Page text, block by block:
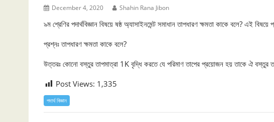
December 4, 2020 Shahin Rana Jibon
৯ম শ্রেণির পদার্থবিজ্ঞান বিষয়ে ষষ্ঠ অ্যাসাইনমেন্ট সমাধান তাপধারণ ক্ষমতা কাকে বলে? এই
প্রশ্নঃ তাপধারণ ক্ষমতা কাকে বলে?
উত্তরঃ কোনো বস্তুর তাপমাত্রা 1K বৃদ্ধি করতে যে পরিমাণ তাপের প্রয়োজন হয় তাকে ঐ বস্তুর
Post Views: 1,335
পদার্থ বিজ্ঞান